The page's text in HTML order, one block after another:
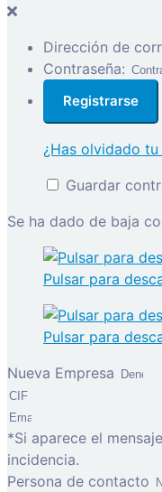
Dirección de
Contraseña:
¿Has olvidado
Guardar
Se ha dado de baja
Pulsar para
Pulsar para
Nueva Empresa
*Si aparece el
incidencia.
Persona de contacto